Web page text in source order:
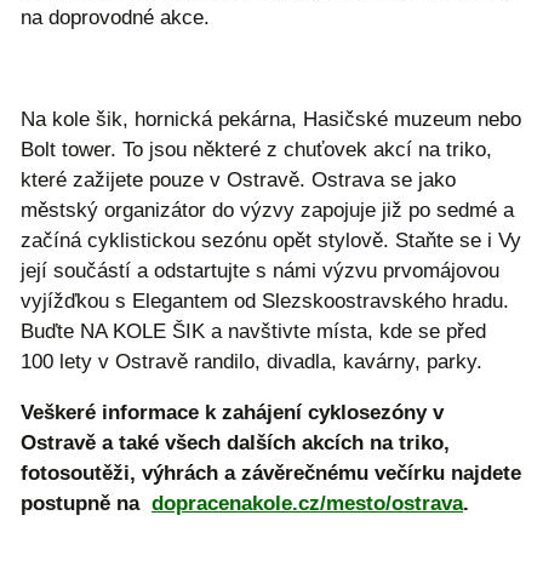
na doprovodné akce.
Na kole šik, hornická pekárna, Hasičské muzeum nebo
Bolt tower. To jsou některé z chuťovek akcí na triko,
které zažijete pouze v Ostravě. Ostrava se jako
městský organizátor do výzvy zapojuje již po sedmé a
začíná cyklistickou sezónu opět stylově. Staňte se i Vy
její součástí a odstartujte s námi výzvu prvomájovou
vyjížďkou s Elegantem od Slezskoostravského hradu.
Buďte NA KOLE ŠIK a navštivte místa, kde se před
100 lety v Ostravě randilo, divadla, kavárny, parky.
Veškeré informace k zahájení cyklosezóny v
Ostravě a také všech dalších akcích na triko,
fotosoutěži, výhrách a závěrečnému večírku najdete
postupně na dopracenakole.cz/mesto/ostrava.